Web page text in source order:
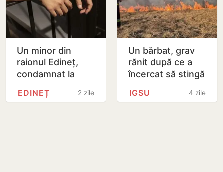
Un minor din
raionul Edineț,
condamnat la
închisoare pentru
2 zile
EDINEȚ
Un bărbat, grav
rănit după ce a
încercat să stingă
vegetație
4 zile
IGSU